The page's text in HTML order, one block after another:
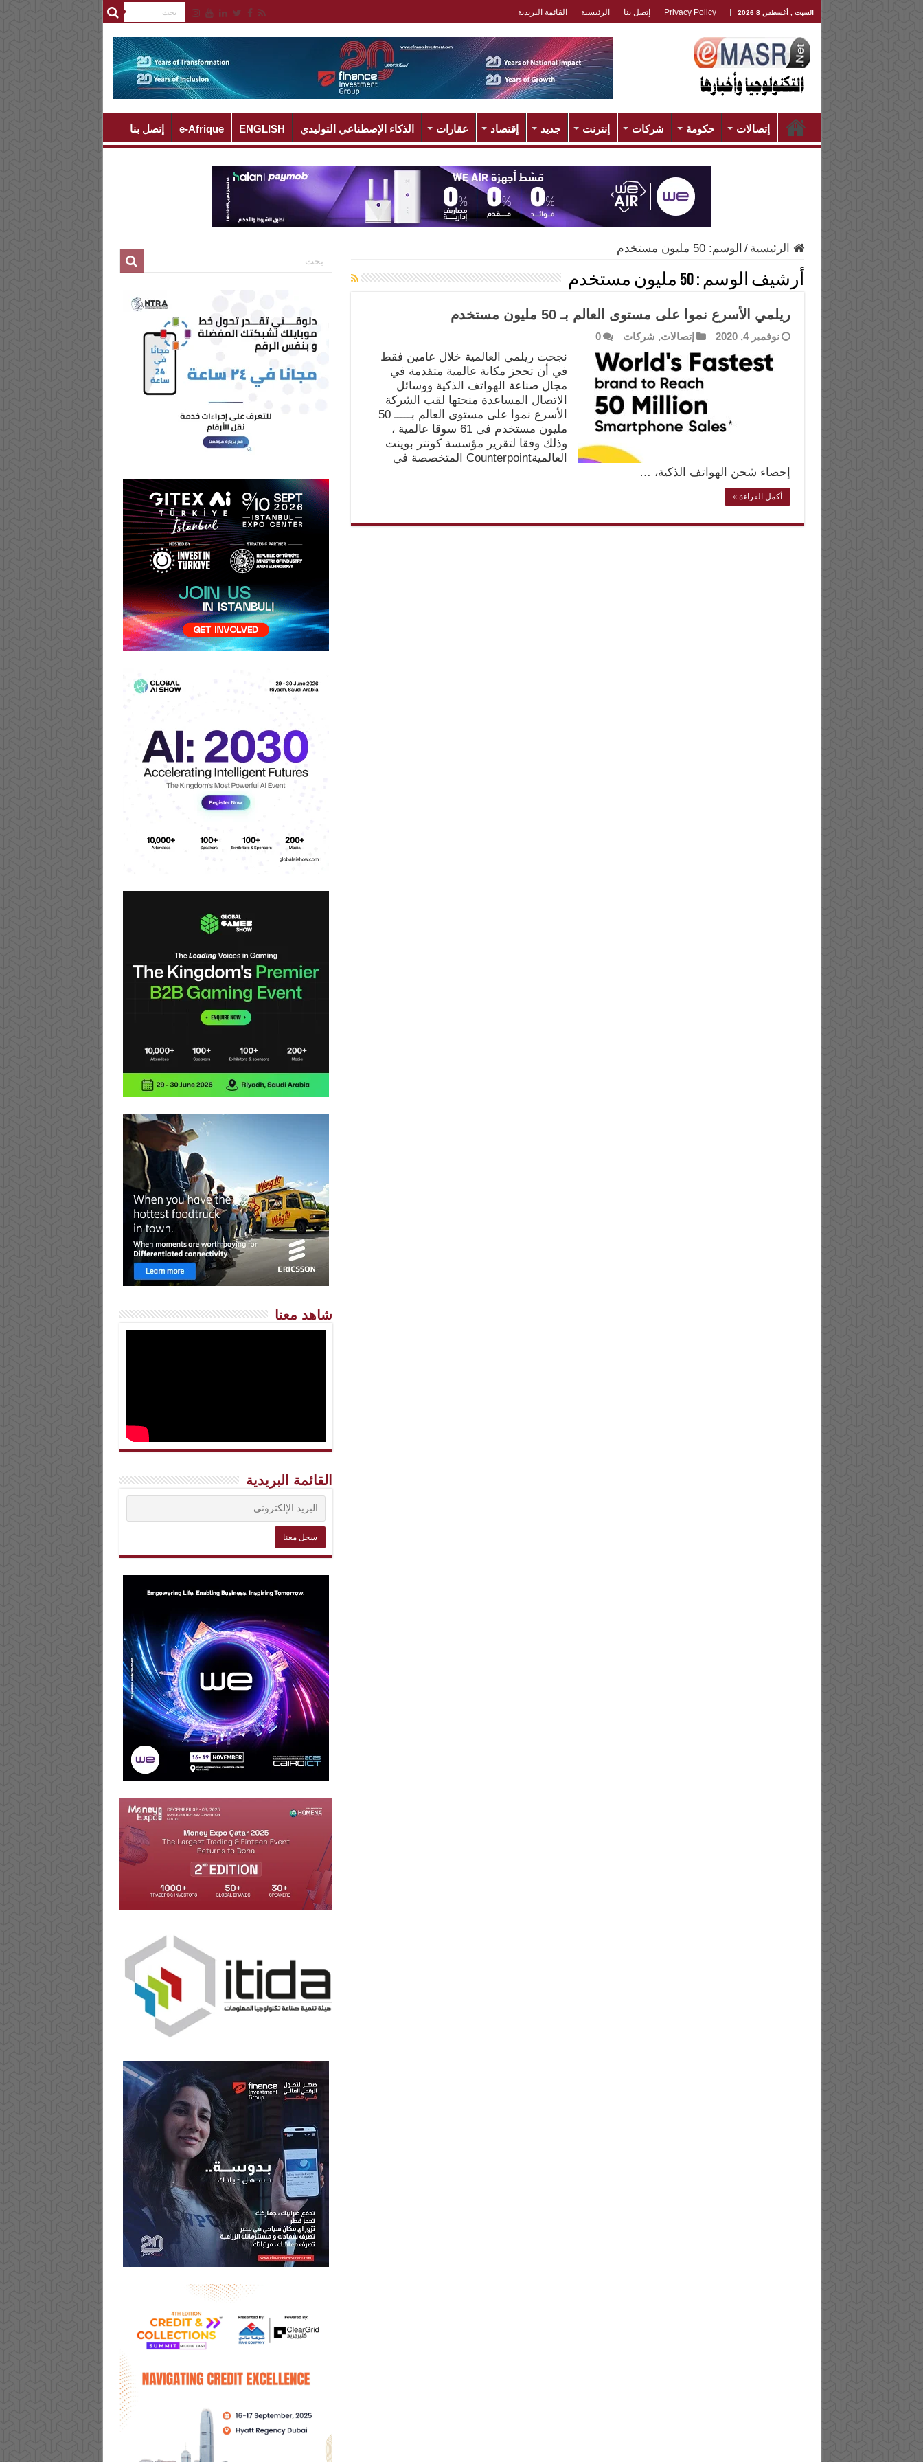
السبت , أغسطس 8 2026 Privacy Policy إتصل بنا الرئيسية القائمة البريدية
إتصالات حكومة شركات إنترنت جديد إقتصاد عقارات الذكاء الإصطناعي التوليدي ENGLISH
e-Afrique إتصل بنا
الرئيسية / الوسم:50 مليون مستخدم
أرشيف الوسم :50 مليون مستخدم
ريلمي الأسرع نموا على مستوى العالم بـ 50 مليون مستخدم
نوفمبر 4, 2020 إتصالات, شركات 0
نجحت ريلمي العالمية خلال عامين فقط
في أن تحجز مكانة عالمية متقدمة في
مجال صناعة الهواتف الذكية ووسائل
الاتصال المساعدة منحتها لقب الشركة
الأسرع نموا على مستوى العالم بـــــ 50
مليون مستخدم فى 61 سوقا عالمية ،
وذلك وفقا لتقرير مؤسسة كونتر بوينت
العالميةCounterpoint المتخصصة في
إحصاء شحن الهواتف الذكية، …
أكمل القراءة »
شاهد معنا
القائمة البريدية